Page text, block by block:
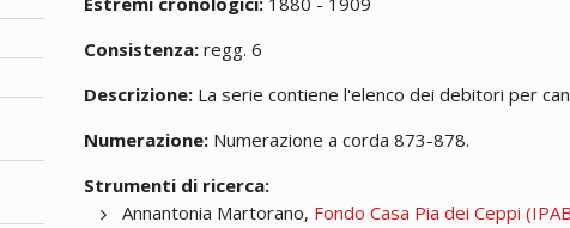
Consistenza: regg. 6
Descrizione: La serie contiene l'elenco dei debitori per
Numerazione: Numerazione a corda 873-878.
Strumenti di ricerca:
Annantonia Martorano, Fondo Casa Pia dei Ceppi